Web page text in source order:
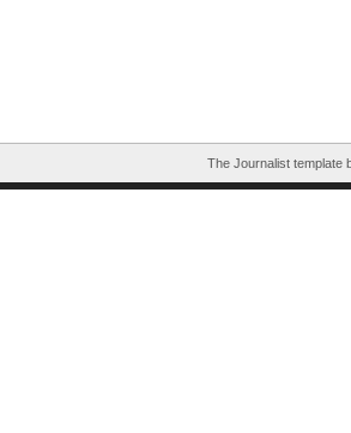
The Journalist template